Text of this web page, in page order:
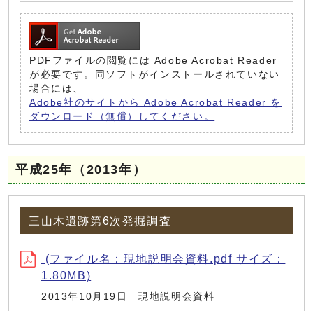
PDFファイルの閲覧には Adobe Acrobat Reader
が必要です。同ソフトがインストールされていない
場合には、
Adobe社のサイトから Adobe Acrobat Reader を
ダウンロード（無償）してください。
平成25年（2013年）
三山木遺跡第6次発掘調査
(ファイル名：現地説明会資料.pdf サイズ：
1.80MB)
2013年10月19日 現地説明会資料